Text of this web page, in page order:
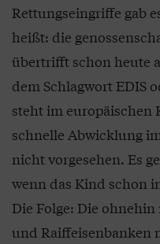
Rettungseingriffe gab
heißt: die
übertrifft schon heute
dem Schlagwort EDIS
steht im europäischen
schnelle Abwicklung
nicht vorgesehen. Es
wenn das Kind schon
Die Folge: Die
und Raiffeisenbanken